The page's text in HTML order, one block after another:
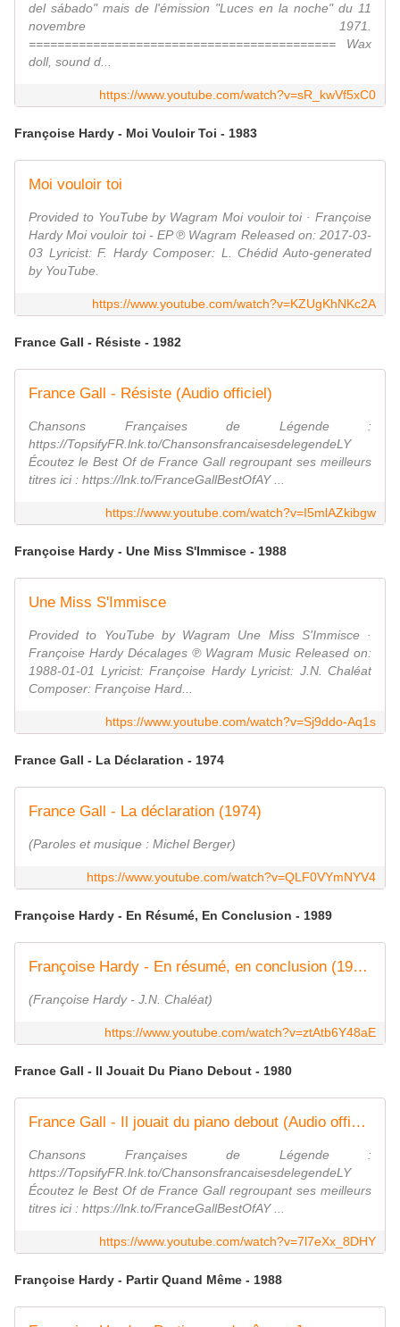
del sábado" mais de l'émission "Luces en la noche" du 11
novembre 1971.
=========================================== Wax
doll, sound d...
https://www.youtube.com/watch?v=sR_kwVf5xC0
Françoise Hardy - Moi Vouloir Toi - 1983
Moi vouloir toi
Provided to YouTube by Wagram Moi vouloir toi · Françoise
Hardy Moi vouloir toi - EP ℗ Wagram Released on: 2017-03-
03 Lyricist: F. Hardy Composer: L. Chédid Auto-generated
by YouTube.
https://www.youtube.com/watch?v=KZUgKhNKc2A
France Gall - Résiste - 1982
France Gall - Résiste (Audio officiel)
Chansons Françaises de Légende :
https://TopsifyFR.lnk.to/ChansonsfrancaisesdelegendeLY
Écoutez le Best Of de France Gall regroupant ses meilleurs
titres ici : https://lnk.to/FranceGallBestOfAY ...
https://www.youtube.com/watch?v=I5mlAZkibgw
Françoise Hardy - Une Miss S'Immisce - 1988
Une Miss S'Immisce
Provided to YouTube by Wagram Une Miss S'Immisce ·
Françoise Hardy Décalages ℗ Wagram Music Released on:
1988-01-01 Lyricist: Françoise Hardy Lyricist: J.N. Chaléat
Composer: Françoise Hard...
https://www.youtube.com/watch?v=Sj9ddo-Aq1s
France Gall - La Déclaration - 1974
France Gall - La déclaration (1974)
(Paroles et musique : Michel Berger)
https://www.youtube.com/watch?v=QLF0VYmNYV4
Françoise Hardy - En Résumé, En Conclusion - 1989
Françoise Hardy - En résumé, en conclusion (1989)
(Françoise Hardy - J.N. Chaléat)
https://www.youtube.com/watch?v=ztAtb6Y48aE
France Gall - Il Jouait Du Piano Debout - 1980
France Gall - Il jouait du piano debout (Audio officiel)
Chansons Françaises de Légende :
https://TopsifyFR.lnk.to/ChansonsfrancaisesdelegendeLY
Écoutez le Best Of de France Gall regroupant ses meilleurs
titres ici : https://lnk.to/FranceGallBestOfAY ...
https://www.youtube.com/watch?v=7l7eXx_8DHY
Françoise Hardy - Partir Quand Même - 1988